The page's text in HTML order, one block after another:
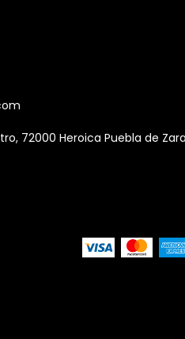
72000 Heroica Puebla de